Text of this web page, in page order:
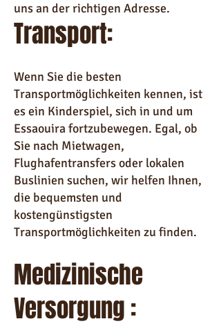
uns an der richtigen Adresse.
Transport:
Wenn Sie die besten
Transportmöglichkeiten kennen, ist
es ein Kinderspiel, sich in und um
Essaouira fortzubewegen. Egal, ob
Sie nach Mietwagen,
Flughafentransfers oder lokalen
Buslinien suchen, wir helfen Ihnen,
die bequemsten und
kostengünstigsten
Transportmöglichkeiten zu finden.
Medizinische
Versorgung :